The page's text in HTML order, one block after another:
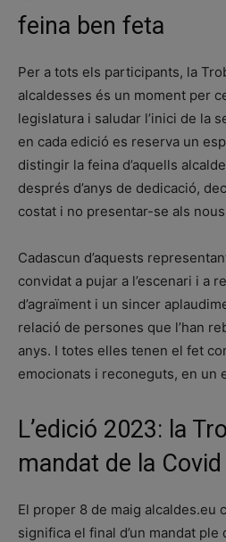
feina ben feta
Per a tots els participants, la
alcaldesses és un moment per
legislatura i saludar l’inici de la
en cada edició es reserva un
distingir la feina d’aquells
després d’anys de dedicació,
costat i no presentar-se als
Cadascun d’aquests
convidat a pujar a l’escenari i a
d’agraïment i un sincer
relació de persones que l’han
anys. I totes elles tenen el fet
emocionats i reconeguts, en un
L’edició 2023: la
mandat de la Covid
El proper 8 de maig alcaldes.eu
significa el final d’un mandat ple